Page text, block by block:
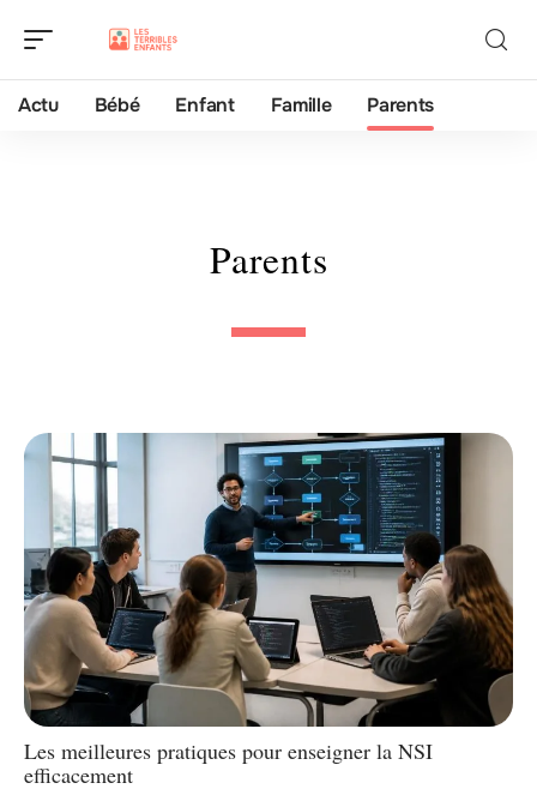
Actu Bébé Enfant Famille Parents
Parents
Les meilleures pratiques pour enseigner la NSI
efficacement